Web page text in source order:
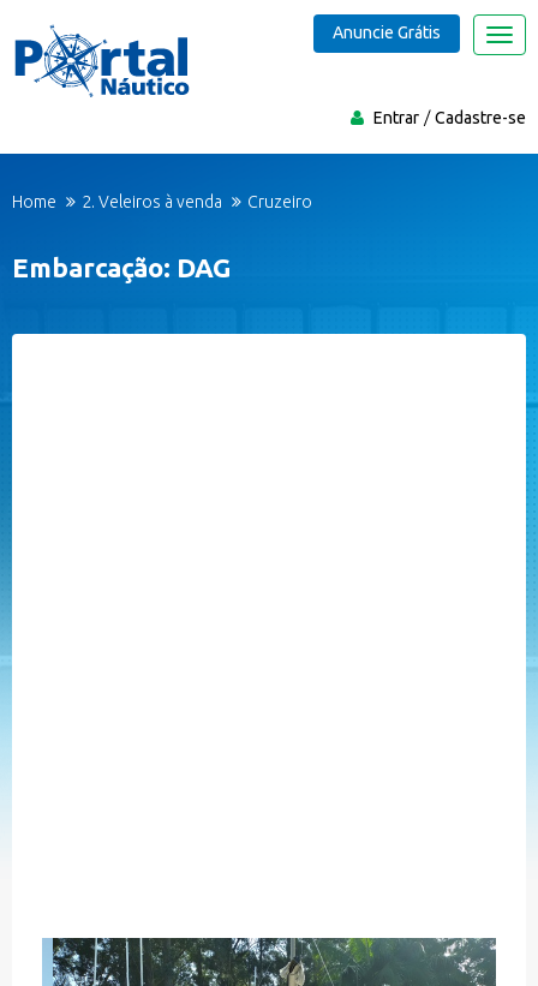
Entrar Cadastre-se
Anuncie Grátis
Home 2. Veleiros à venda Cruzeiro
Embarcação: DAG